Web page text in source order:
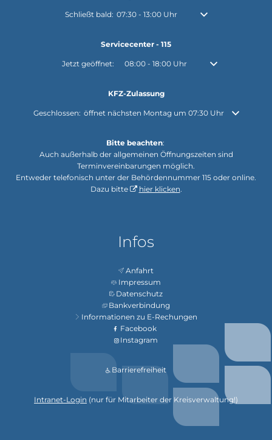
Klicken, um weitere Öffnungs- oder Schließzeiten
Schließt bald: 07:30- 13:00Uhr Von 07:30 bis 13:00
Servicecenter - 115
Klicken, um weitere Öffnungs- oder Schließzeiten
Jetzt geöffnet: 08:00 - 18:00 Uhr Von 08:00 bis
KFZ-Zulassung
Klicken, um weitere Öffnungs- oder Schließzeiten auszublenden
Geschlossen: öffnet nächsten Montag um 07:30 Uhr
Bitte beachten:
Auch außerhalb der allgemeinen Öffnungszeiten sind
Terminvereinbarungen möglich.
Entweder telefonisch unter der Behördennummer 115 oder online.
Dazu bitte
hier klicken.
Infos
Anfahrt
Impressum
Datenschutz
Bankverbindung
Informationen zu E-Rechungen
Facebook
Instagram
Barrierefreiheit
Intranet-Login (nur für Mitarbeiter der Kreisverwaltung!)